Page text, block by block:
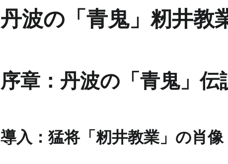
丹波の「青鬼」籾井教
序章：丹波の「青鬼」伝
導入：猛将「籾井教業」の肖像